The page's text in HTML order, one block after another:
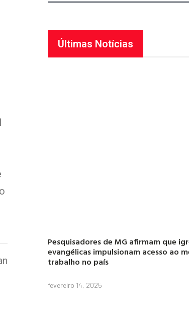
Últimas Notícias
Pesquisadores de MG afirmam que
evangélicas impulsionam acesso ao
trabalho no país
fevereiro 14, 2025